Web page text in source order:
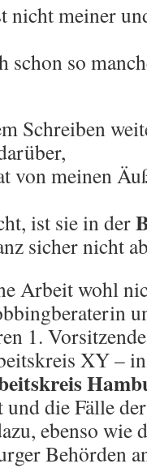
nicht meiner
schon so
Schreiben
von meinen
ist sie in der
sicher nicht
Arbeit wohl
1.
XY –
die Fälle
ebenso wie
Behörden